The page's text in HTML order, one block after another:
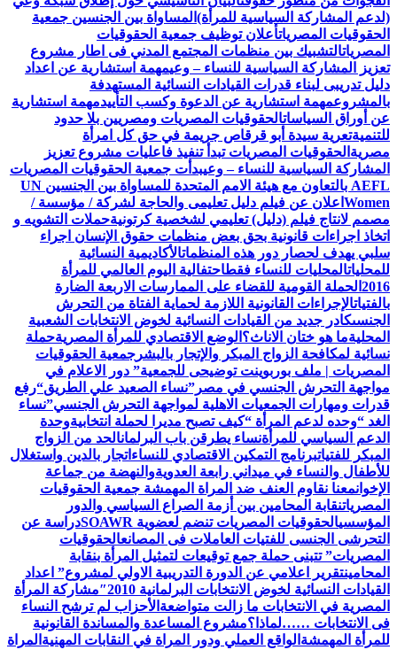
(لدعم المشاركة السياسية للمرأة) المساواة بين الجنسين جمعية
الحقوقيات المصرياتأعلان توظيف جمعية الحقوقيات
المصرياتالتشبيك بين منظمات المجتمع المدني فى اطار مشروع
تعزيز المشاركة السياسية للنساء – وعيمهمة استشارية عن اعداد
دليل تدريبى لبناء قدرات القيادات النسائية المستهدفة
بالمشروعمهمة استشارية عن الدعوة وكسب التأييدمهمة استشارية
عن أوراق السياساتالحقوقيات المصريات ومصريين بلا حدود
للتنميةتعرية سيدة أبو قرقاص جريمة في حق كل امرأة
مصرية الحقوقيات المصريات تبدأ تنفيذ فاعليات مشروع تعزيز
المشاركة السياسية للنساء – وعيبدأت جمعية الحقوقيات المصريات
AEFL بالتعاون مع هيئة الامم المتحدة للمساواة بين الجنسين UN
Women اعلان عن فيلم دليل تعليمى والحاجة لشركة / مؤسسة /
مصمم لانتاج فيلم (دليل) تعليمي لشخصية كرتونيةحملات التشويه و
اتخاذ اجراءات قانونية بحق بعض منظمات حقوق الإنسان اجراء
سلبي يهدف لحصار دور هذه المنظماتالأكاديمية النسائية
للمحلياتالمحليات للنساء فقطاحتفالية اليوم العالمي للمرأة
2016 الحملة القومية للقضاء على الممارسات الاربعة الضارة
بالفتياتالإجراءات القانونية اللازمة لحماية الفتاة من التحرش
الجنسىكادر جديد من القيادات النسائية لخوض الانتخابات الشعبية
المحليةما هو ختان الاناث؟ الوضع الاقتصادي للمرأة المصريةحملة
نسائية لمكافحة الزواج المبكر والإتجار بالبشر جمعية الحقوقيات
المصريات | ملف بوربوينت توضيحى للجمعية” دور الاعلام في
مواجهة التحرش الجنسي في مصر”نساء الصعيد علي الطريق“رفع
قدرات ومهارات الجمعيات الاهلية لمواجهة التحرش الجنسي”نساء
الغد “وحده لدعم المرأة “كيف تصبح مديرا لحملة انتخابيةوحدة
الدعم السياسي للمرأةنساء يطرقن باب البرلمانالحد من الزواج
المبكر للفتياتبرنامج التمكين الاقتصادي للنساء اتجار بالدين واستغلال
للأطفال والنساء في ميداني رابعة العدويةوالنهضة من جماعة
الإخوانمعنا نقاوم العنف ضد المراة المهمشة جمعية الحقوقيات
المصرياتنقابة المحامين بين أزمة الصراع السياسي والدور
المؤسسيالحقوقيات المصريات تنضم لعضوية SOAWR
دراسة عن
التحرشى الجنسى للفتيات العاملات فى المصانعالحقوقيات
المصريات” تتبنى حملة جمع توقيعات لتمثيل المرأة بنقابة
المحامينتقرير اعلامي عن الدورة التدريبية الاولي لمشروع” اعداد
القيادات النسائية لخوض الانتخابات البرلمانية 2010″
مشاركة المرأة
المصرية في الانتخابات ما زالت متواضعة الأحزاب لم ترشح النساء
فى الانتخابات ……لماذا؟مشروع المساعدة والمساندة القانونية
للمرأة المهمشة الواقع العملي ودور المراة في النقابات المهنية المراة